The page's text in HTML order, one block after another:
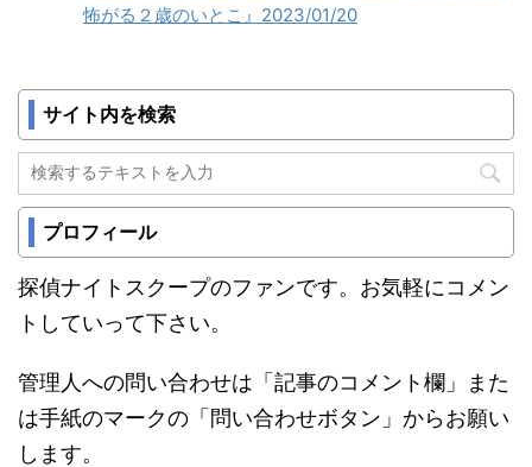
怖がる２歳のいとこ』2023/01/20
サイト内を検索
プロフィール
探偵ナイトスクープのファンです。お気軽にコメン
トしていって下さい。
管理人への問い合わせは「記事のコメント欄」また
は手紙のマークの「問い合わせボタン」からお願い
します。